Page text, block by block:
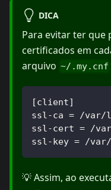
DICA
Para evitar ter que
certificados em
arquivo ~/.my.cnf
[client]
ssl-ca = /
ssl-cert = /
ssl-key = /
💡 Assim, ao